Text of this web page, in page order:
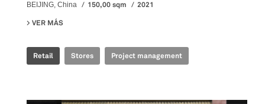
BEIJING, China 150,00 sqm
2021
VER MÁS
Retail Stores Project management